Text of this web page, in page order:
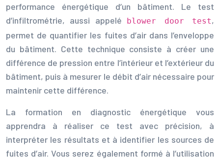
performance énergétique d’un bâtiment. Le test
d’infiltrométrie, aussi appelé
blower door test,
permet de quantifier les fuites d’air dans l’enveloppe
du bâtiment. Cette technique consiste à créer une
différence de pression entre l’intérieur et l’extérieur du
bâtiment, puis à mesurer le débit d’air nécessaire pour
maintenir cette différence.
La formation en diagnostic énergétique vous
apprendra à réaliser ce test avec précision, à
interpréter les résultats et à identifier les sources de
fuites d’air. Vous serez également formé à l’utilisation